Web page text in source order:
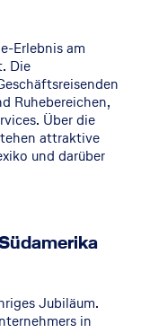
Erlebnis am
Die
Ruhebereichen,
Über die
attraktive
und darüber
Jubiläum.
in